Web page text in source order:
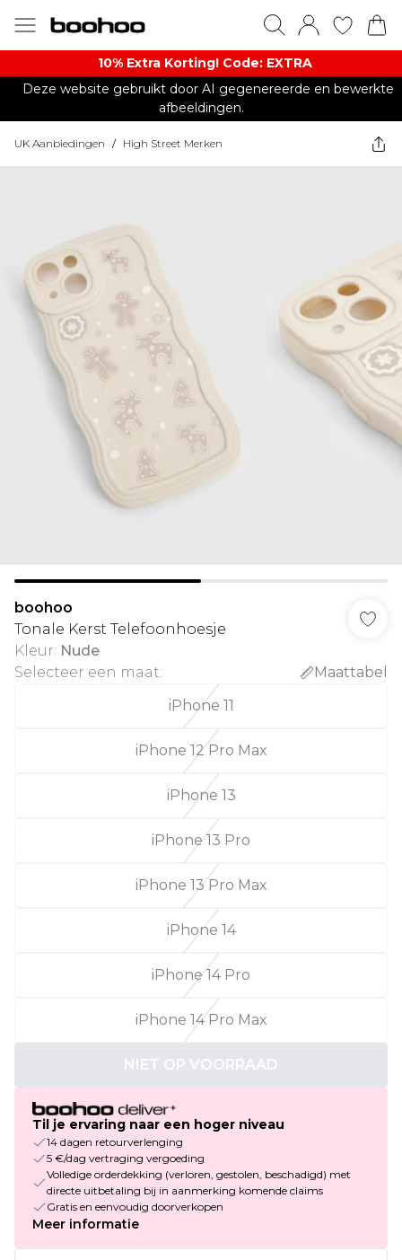
10% Extra Korting! Code: EXTRA​
Deze website gebruikt door AI gegenereerde en bewerkte
afbeeldingen.
UK Aanbiedingen / High Street Merken
boohoo
Tonale Kerst Telefoonhoesje
Kleur: Nude
Selecteer een maat:
Maattabel
iPhone 11
iPhone 12 Pro Max
iPhone 13
iPhone 13 Pro
iPhone 13 Pro Max
iPhone 14
iPhone 14 Pro
iPhone 14 Pro Max
NIET OP VOORRAAD
Til je ervaring naar een hoger niveau
14 dagen retourverlenging
5 €/dag vertraging vergoeding
Volledige orderdekking (verloren, gestolen, beschadigd) met
directe uitbetaling bij in aanmerking komende claims
Gratis en eenvoudig doorverkopen
Meer informatie